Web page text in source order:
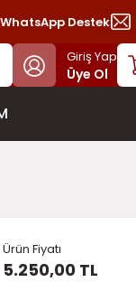
WhatsApp Destek
Giriş Yap
Üye Ol
Ürün Fiyatı
5.250,00 TL